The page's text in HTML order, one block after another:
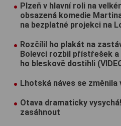
Plzeň v hlavní roli na
obsazená komedie
na bezplatné projekci na
Rozčílil ho plakát na
Bolevci rozbil přístřešek
ho bleskově dostihli
Lhotská náves se změnila
Otava dramaticky
zasáhnout